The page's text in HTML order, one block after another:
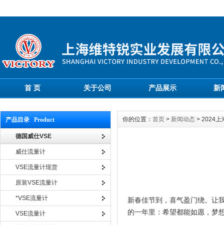
首 页 关于公司 产品展示 新
产品目录 Product
德国威仕VSE
威仕流量计
VSE流量计现货
原装VSE流量计
*VSE流量计
VSE流量计
你的位置： 首页 > 新闻动态 > 2024上
新春佳节到，喜气盈门绕。 让
的一年里：希望都能如愿，梦